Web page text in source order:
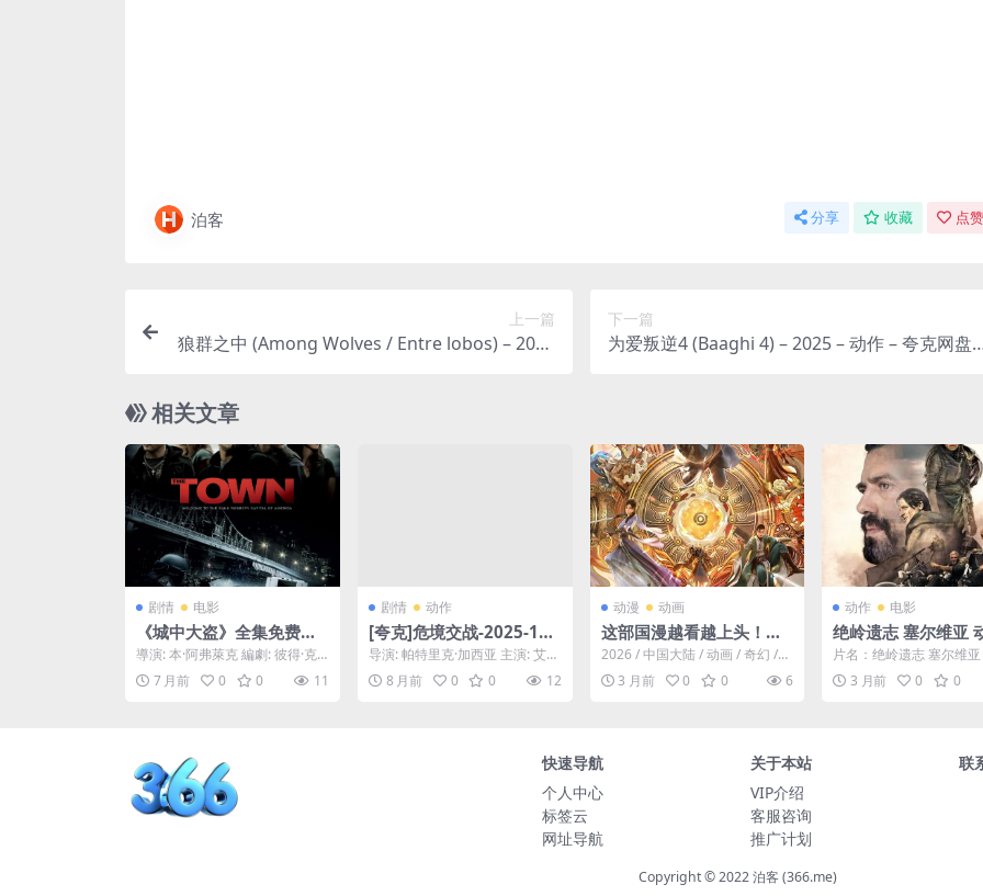
泊客 分享 收藏 点
上一篇
狼群之中 (Among Wolves / Entre lobos) – 2010
实故事改编）一个男孩在西班牙的山区被遗弃，
他与狼群一起生活了12年，逐渐褪去人性，融入
下一篇
为爱叛逆4 (Baaghi 4) – 2025 – 动作 – 夸克网盘
相关文章
剧情 电影
《城中大盗》全集免费下
载-2010-4K HDR影迷公
认最佳源-4K – 犯罪/动作-
[US][夸克网盘/百度网盘]
導演: 本·阿弗萊克 編劇: 彼得·克
萊格 / 本·阿弗萊克 / 查克·霍根 /...
7 月前 0 0 11
剧情 动作
[夸克]危境交战-2025-108
0P最新同步上线-动作/战
争-[US]
导演: 帕特里克·加西亚 主演: 艾米
·博特斯 / 普登丝·布特莱齐 / 法拉
伊...8 月前 0 0 12
动漫 动画
这部国漫越看越上头！
《大道独行之蝶龙变》 20
26 4K 夸克网盘 未删减 限
时转存
2026 / 中国大陆 / 动画 / 奇幻 /
冒险。洛离从⼩被困于⽆灵之地
银州...3 月前 0 0 6
动作 电影
绝岭遗志 塞尔维亚
电影 2024 中字 高
片名：绝岭遗志 塞尔维
电影 2024 中字 高清 分
又名：S...
3 月前 0 0
快速导航
个人中心
标签云
网址导航
关于本站
VIP介绍
客服咨询
推广计划
联
Copyright © 2022 泊客 (366.me)